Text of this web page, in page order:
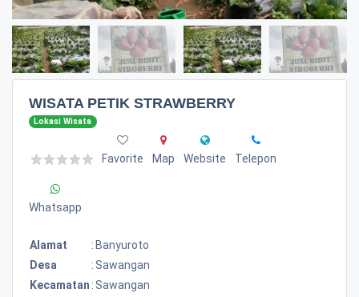
WISATA PETIK STRAWBERRY
Lokasi Wisata
Favorite Map Website Telepon
Whatsapp
Alamat : Banyuroto
Desa
: Sawangan
Kecamatan : Sawangan